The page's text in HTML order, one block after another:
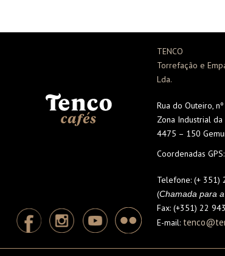
TENCO
Torrefação e
Lda.
Rua do Outeiro,
Zona Industrial
4475 – 150
Coordenadas GPS:
Telefone: (+ 351)
(Chamada para
Fax: (+351) 22
E-mail: